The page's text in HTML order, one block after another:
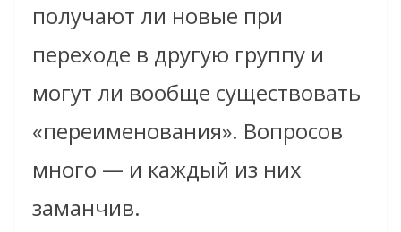
получают ли новые при
переходе в другую группу и
могут ли вообще существовать
«переименования». Вопросов
много — и каждый из них
заманчив.